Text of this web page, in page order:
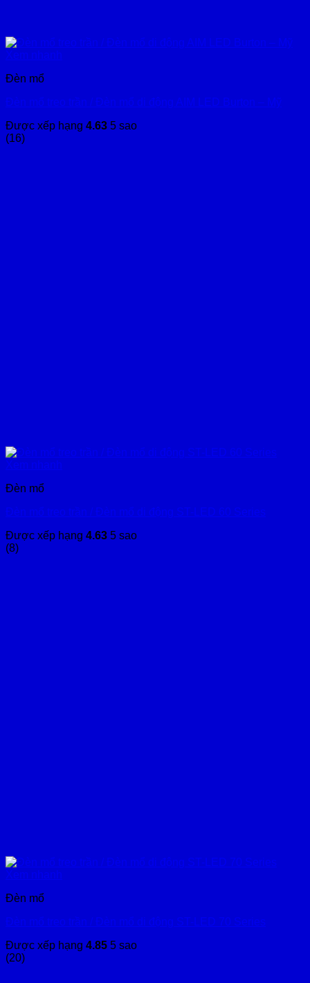
Xem nhanh
Đèn mổ
Đèn mổ treo trần / Đèn mổ di động AIM LED Burton – Mỹ
Được xếp hạng 4.63 5 sao
(16)
Xem nhanh
Đèn mổ
Đèn mổ treo trần / Đèn mổ di động ST-LED 60 Series
Được xếp hạng 4.63 5 sao
(8)
Xem nhanh
Đèn mổ
Đèn mổ treo trần / Đèn mổ di động ST-LED 70 Series
Được xếp hạng 4.85 5 sao
(20)